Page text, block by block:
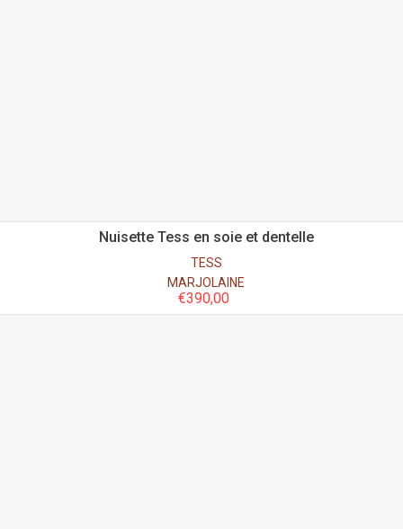
Nuisette Tess en soie et dentelle
TESS
MARJOLAINE
€390,00